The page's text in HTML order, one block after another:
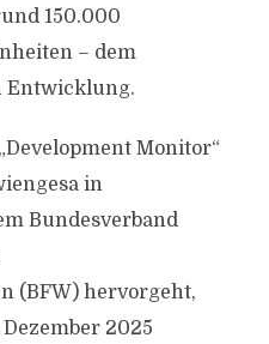
150.000
– dem
Entwicklung.
Monitor“
in
Bundesverband
(BFW) hervorgeht,
2025